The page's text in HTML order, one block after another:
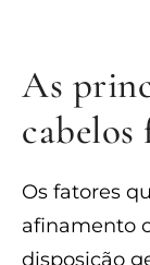
As
cabelos
Os fatores
afinamento
disposição